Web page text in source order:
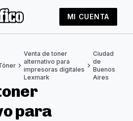
MI CUENTA
chevron_right
Venta de toner
alternativo para
impresoras digitales
Lexmark
chevron_right
Ciudad
de
Buenos
Aires
para